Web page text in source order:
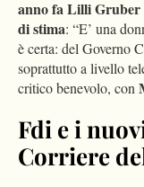
anno fa Lilli Gruber
di stima: “E’ una
è certa: del Governo
soprattutto a livello
critico benevolo, con
Fdi e i
Corriere